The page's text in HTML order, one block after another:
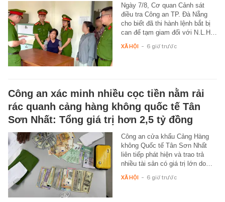
Ngày 7/8, Cơ quan Cảnh sát
điều tra Công an TP. Đà Nẵng
cho biết đã thi hành lệnh bắt bị
can để tạm giam đối với N.L.H…
XÃ HỘI - 6 giờ trước
Công an xác minh nhiều cọc tiền nằm rải
rác quanh cảng hàng không quốc tế Tân
Sơn Nhất: Tổng giá trị hơn 2,5 tỷ đồng
Công an cửa khẩu Cảng Hàng
không Quốc tế Tân Sơn Nhất
liên tiếp phát hiện và trao trả
nhiều tài sản có giá trị lớn do…
XÃ HỘI - 6 giờ trước